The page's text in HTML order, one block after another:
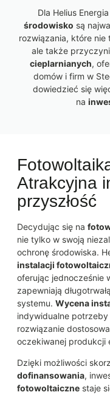
Dla Helius Energia
środowisko są
rozwiązania, które nie
ale także
cieplarnianych,
domów i firm w
dowiedzieć się
na
Atrakcyjna
przyszłość
Decydując się na
nie tylko w swoją
ochronę środowiska.
instalacji
oferując jednocześnie
zapewniają
systemu. Wycena
indywidualne
rozwiązanie
oczekiwanej produkcji
Dzięki możliwości
dofinansowania,
fotowoltaiczne staje